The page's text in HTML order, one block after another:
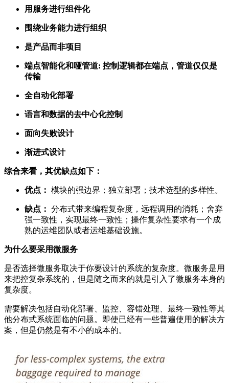
用服务进行组件化
围绕业务能力进行组织
是产品而非项目
端点智能化和哑管道: 控制逻辑都在端点，管道仅仅是
传输
全自动化部署
语言和数据的去中心化控制
面向失败设计
渐进式设计
综合来看，其优缺点如下：
优点： 模块的强边界；独立部署；技术选型的多样性。
缺点： 分布式带来编程复杂度，远程调用的消耗；舍弃
强一致性，实现最终一致性；操作复杂性要求有一个成
熟的运维团队或者运维基础设施。
为什么要采用微服务
是否选择微服务取决于你要设计的系统的复杂度。微服务是用
来把控复杂系统的，但是随之而来的就是引入了微服务本身的
复杂度。
需要解决包括自动化部署、监控、容错处理、最终一致性等其
他分布式系统面临的问题。即使已经有一些普遍使用的解决方
案，但是仍然是有不小的成本的。